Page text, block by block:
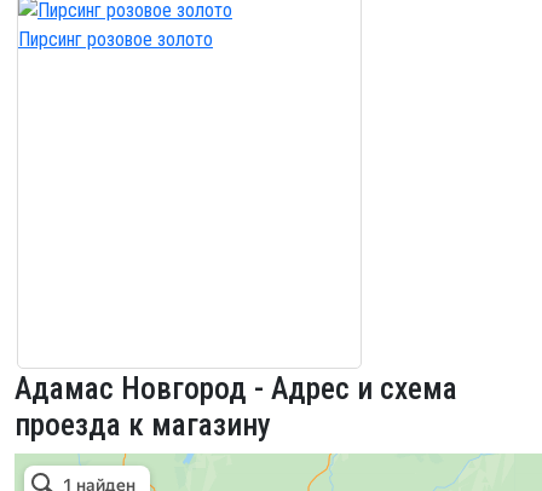
Пирсинг розовое золото
Адамас Новгород - Адрес и схема
проезда к магазину
Адамас Новгород в Великом Новгороде
Великий Новгород